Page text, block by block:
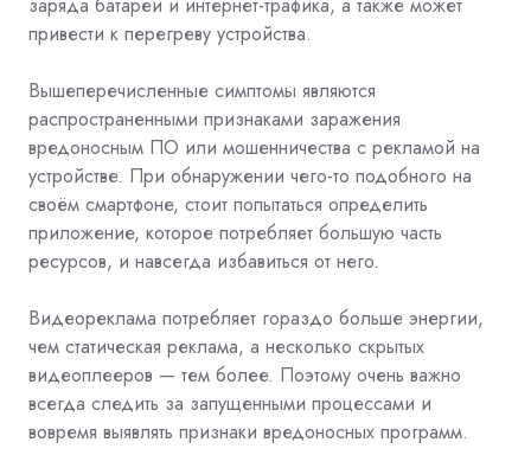
привести к перегреву устройства.
Вышеперечисленные симптомы являются
распространенными признаками заражения
вредоносным ПО или мошенничества с рекламой на
устройстве. При обнаружении чего-то подобного на
своём смартфоне, стоит попытаться определить
приложение, которое потребляет большую часть
ресурсов, и навсегда избавиться от него.
Видеореклама потребляет гораздо больше энергии,
чем статическая реклама, а несколько скрытых
видеоплееров — тем более. Поэтому очень важно
всегда следить за запущенными процессами и
вовремя выявлять признаки вредоносных программ.